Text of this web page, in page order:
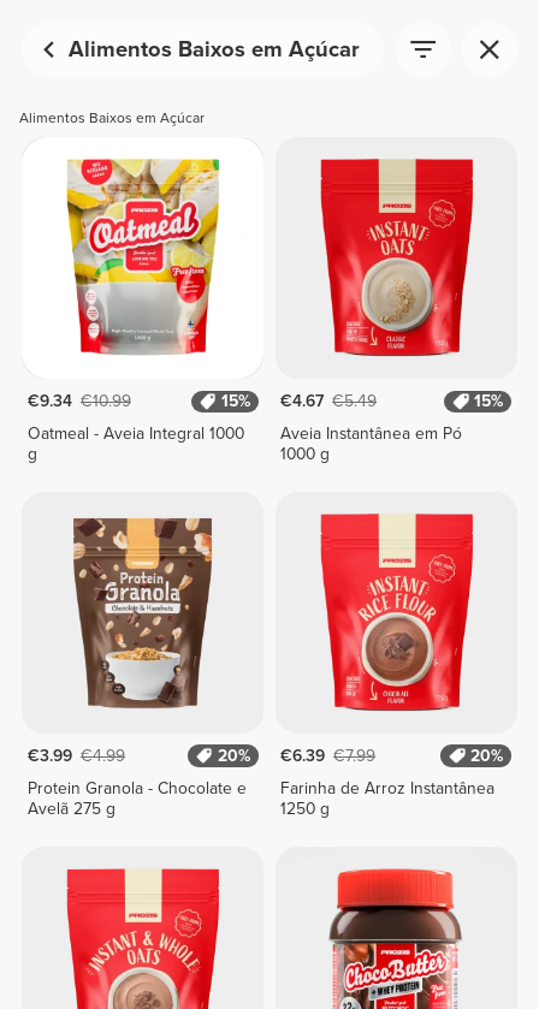
Alimentos Baixos em Açúcar
Alimentos Baixos em Açúcar
€9.34 €10.99
15%
Oatmeal - Aveia Integral 1000
g
€4.67 €5.49
15%
Aveia Instantânea em Pó
1000 g
€3.99 €4.99
20%
Protein Granola - Chocolate e
Avelã 275 g
€6.39 €7.99
20%
Farinha de Arroz Instantânea
1250 g